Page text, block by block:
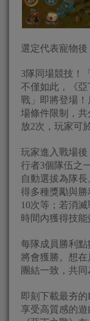
選定代表寵物後
3隊同場競技！
不僅如此，《
戰」即將登場！
場條件限制，
放2次，玩家可
玩家進入戰場
行者3個隊伍之
自動選拔為隊
得多種獎勵與
10次等；若消
時間內獲得技能
每隊成員勝利
將會獲勝。想
團結一致，共同
即刻下載最夯的
享受高質感的遊